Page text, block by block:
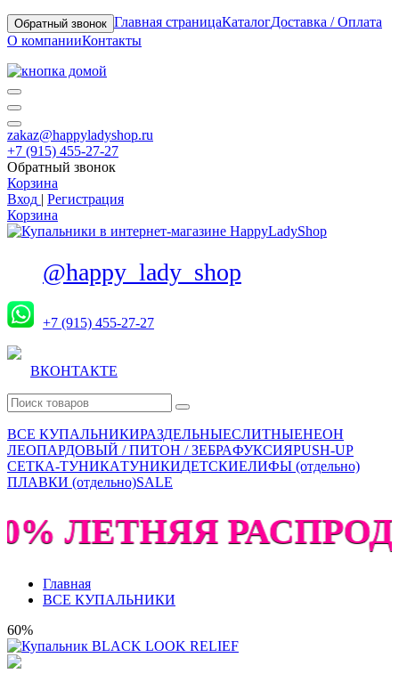
Обратный звонок Главная страницаКаталогДоставка / Оплата
О компанииКонтакты
zakaz@happyladyshop.ru
+7 (915) 455-27-27
Обратный звонок
Корзина
Вход | Регистрация
Корзина
@happy_lady_shop
+7 (915) 455-27-27
ВКОНТАКТЕ
ВСЕ КУПАЛЬНИКИРАЗДЕЛЬНЫЕСЛИТНЫЕНЕОН
ЛЕОПАРДОВЫЙ / ПИТОН / ЗЕБРАФУКСИЯPUSH-UP
СЕТКА-ТУНИКАТУНИКИДЕТСКИЕЛИФЫ (отдельно)
ПЛАВКИ (отдельно)SALE
ЛЕТНЯЯ
Главная
ВСЕ КУПАЛЬНИКИ
60%